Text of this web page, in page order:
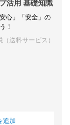
活用 基礎知識
心」「安全」の
！
（送料サービス）
追加